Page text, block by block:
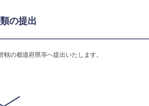
の提出
轄の都道府県等へ提出いたします。